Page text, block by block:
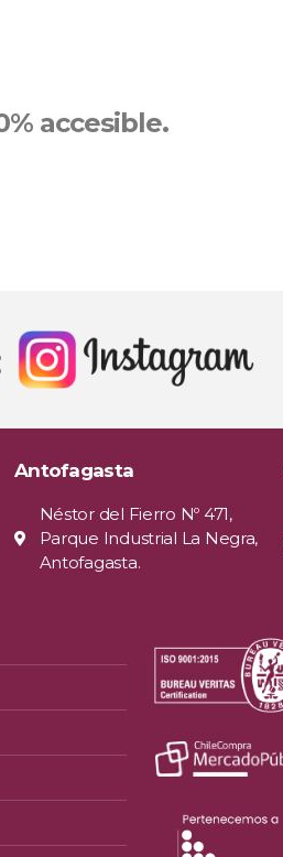
accesible.
Antofagasta
Néstor del Fierro Nº 471,
Parque Industrial La Negra,
Antofagasta.